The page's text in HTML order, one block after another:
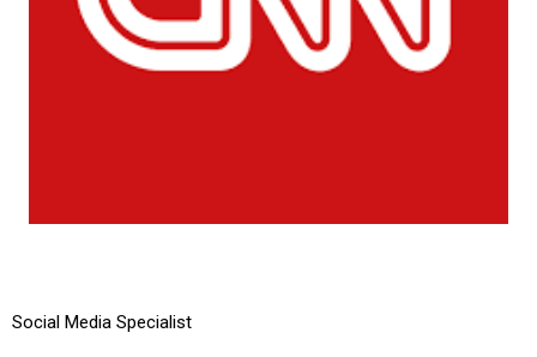
Social Media Specialist